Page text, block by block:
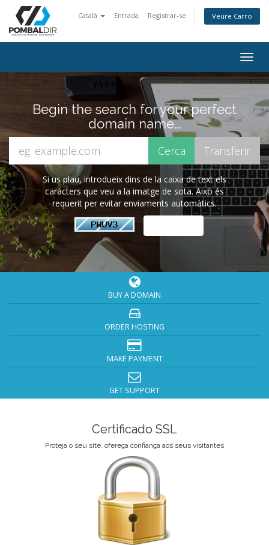
Català Entrada Registrar-se Veure Carro
Begin the search for your perfect
domain name...
Si us plau, introdueix dins de la caixa de text els
caràcters que veu a la imatge de sota. Això és
requerit per evitar enviaments automàtics.
BUY A DOMAIN
ORDER HOSTING
MAKE PAYMENT
GET SUPPORT
Certificado SSL
Proteja o seu site, ofereça confiança aos seus visitantes